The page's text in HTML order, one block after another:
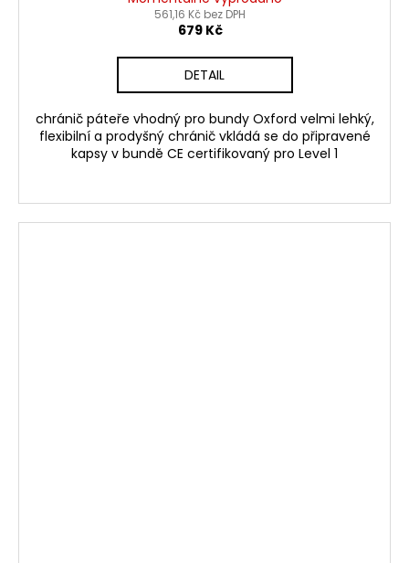
561,16 Kč bez DPH
679 Kč
DETAIL
chránič páteře vhodný pro bundy Oxford velmi lehký,
flexibilní a prodyšný chránič vkládá se do připravené
kapsy v bundě CE certifikovaný pro Level 1